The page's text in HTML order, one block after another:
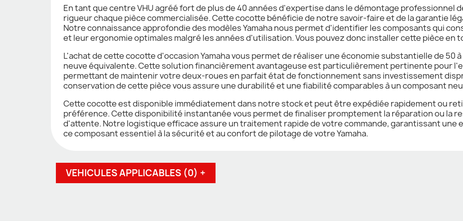
En tant que centre VHU agréé fort de plus de 40 années d'expertise dans le démontage professionnel
rigueur chaque pièce commercialisée. Cette cocotte bénéficie de notre savoir-faire et de la garantie
Notre connaissance approfondie des modèles Yamaha nous permet d'identifier les composants qui
et leur ergonomie optimales malgré les années d'utilisation. Vous pouvez donc installer cette pièce en
L'achat de cette cocotte d'occasion Yamaha vous permet de réaliser une économie substantielle de 50
neuve équivalente. Cette solution financièrement avantageuse est particulièrement pertinente pour
permettant de maintenir votre deux-roues en parfait état de fonctionnement sans investissement
conservation de cette pièce vous assure une durabilité et une fiabilité comparables à un composant
Cette cocotte est disponible immédiatement dans notre stock et peut être expédiée rapidement ou
préférence. Cette disponibilité instantanée vous permet de finaliser promptement la réparation ou la
d'attente. Notre logistique efficace assure un traitement rapide de votre commande, garantissant une
ce composant essentiel à la sécurité et au confort de pilotage de votre Yamaha.
VEHICULES APPLICABLES (0) +